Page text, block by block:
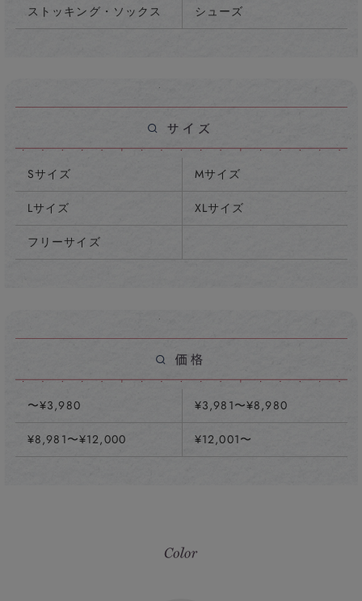
ストッキング・ソックス シューズ
Sサイズ Mサイズ
Lサイズ XLサイズ
フリーサイズ
〜¥3,980 ¥3,981〜¥8,980
¥8,981〜¥12,000 ¥12,001〜